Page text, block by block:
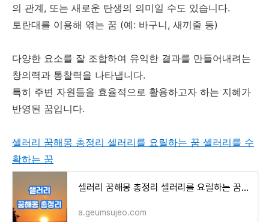
의 관계, 또는 새로운 탄생의 의미일 수도 있습니다.
토란대를 이용해 엮는 꿈 (예: 바구니, 새끼줄 등)
다양한 요소를 잘 조합하여 유익한 결과를 만들어내려는
창의력과 통찰력을 나타냅니다.
특히 주변 자원들을 효율적으로 활용하고자 하는 지혜가
반영된 꿈입니다.
셀러리 꿈해몽 총정리 셀러리를 요릴하는 꿈 셀러리를 수
확하는 꿈
셀러리 꿈해몽 총정리 셀러리를 요릴하는 꿈 셀러리를 수확하는 꿈
a.geumsujeo.com